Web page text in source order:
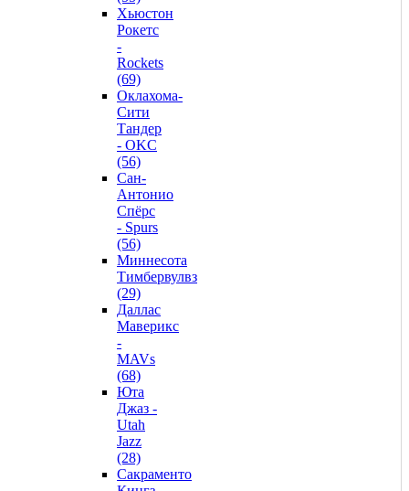
Хьюстон
Рокетс
-
Rockets
(69)
Оклахома-
Сити
Тандер
- OKC
(56)
Сан-
Антонио
Спёрс
- Spurs
(56)
Миннесота
Тимбервулвз
(29)
Даллас
Маверикс
-
MAVs
(68)
Юта
Джаз -
Utah
Jazz
(28)
Сакраменто